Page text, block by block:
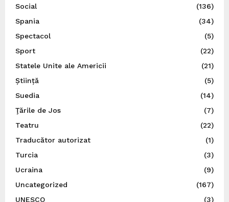
Social
(136)
Spania
(34)
Spectacol
(5)
Sport
(22)
Statele Unite ale Americii
(21)
Știință
(5)
Suedia
(14)
Ţările de Jos
(7)
Teatru
(22)
Traducător autorizat
(1)
Turcia
(3)
Ucraina
(9)
Uncategorized
(167)
UNESCO
(3)